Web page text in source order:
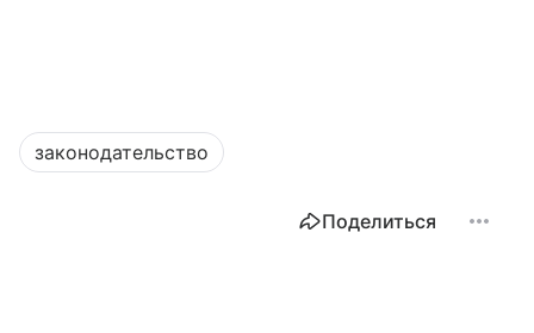
законодательство
Поделиться